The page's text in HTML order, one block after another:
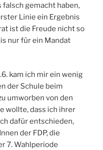
gemacht haben,
Linie ein Ergebnis
ist die Freude nicht so
nur für ein Mandat
kam ich mir ein wenig
der Schule beim
umworben von den
wollte, dass ich ihrer
dafür entschieden,
der FDP, die
7. Wahlperiode